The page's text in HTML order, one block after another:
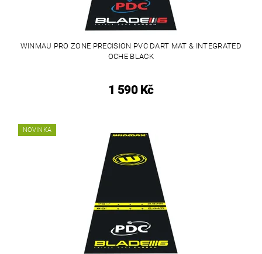
WINMAU PRO ZONE PRECISION PVC DART MAT & INTEGRATED
OCHE BLACK
1 590 Kč
NOVINKA